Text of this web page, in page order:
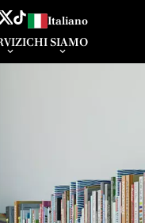
Italiano
CHI SIAMO